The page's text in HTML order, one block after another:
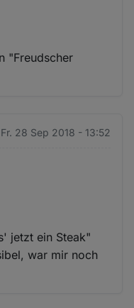
"Freudscher
Fr. 28 Sep 2018 - 13:52
jetzt ein Steak"
war mir noch